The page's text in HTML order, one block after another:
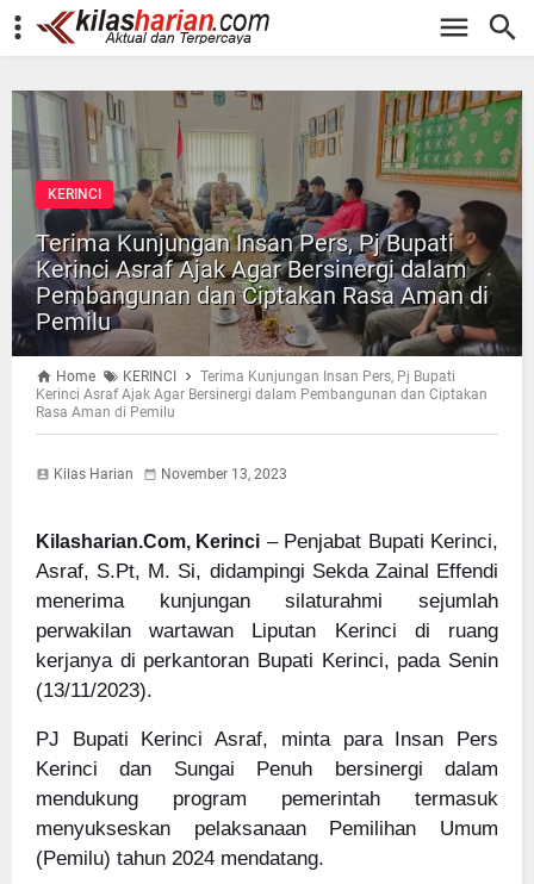
-->
KERINCI
Terima Kunjungan Insan Pers, Pj Bupati
Kerinci Asraf Ajak Agar Bersinergi dalam
Pembangunan dan Ciptakan Rasa Aman di
Pemilu
Home KERINCI
Terima Kunjungan Insan Pers, Pj Bupati
Kerinci Asraf Ajak Agar Bersinergi dalam Pembangunan dan Ciptakan
Rasa Aman di Pemilu
Kilas Harian November 13, 2023
Kilasharian.Com, Kerinci – Penjabat Bupati Kerinci,
Asraf, S.Pt, M. Si, didampingi Sekda Zainal Effendi
menerima kunjungan silaturahmi sejumlah
perwakilan wartawan Liputan Kerinci di ruang
kerjanya di perkantoran Bupati Kerinci, pada Senin
(13/11/2023).
PJ Bupati Kerinci Asraf, minta para Insan Pers
Kerinci dan Sungai Penuh bersinergi dalam
mendukung program pemerintah termasuk
menyukseskan pelaksanaan Pemilihan Umum
(Pemilu) tahun 2024 mendatang.